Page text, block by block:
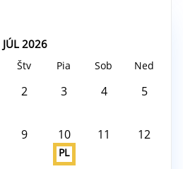
JÚL 2026
Štv Pia Sob Ned
2 3 4 5
9 10
PL
11 12